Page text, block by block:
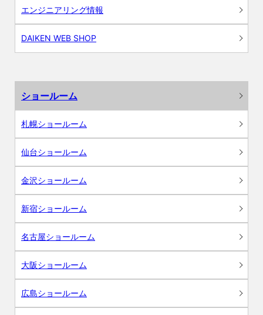
エンジニアリング情報
DAIKEN WEB SHOP
ショールーム
札幌ショールーム
仙台ショールーム
金沢ショールーム
新宿ショールーム
名古屋ショールーム
大阪ショールーム
広島ショールーム